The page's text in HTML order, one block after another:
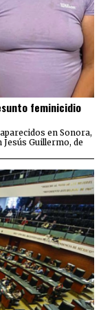
feminicidio
en Sonora,
Jesús Guillermo, de